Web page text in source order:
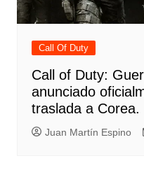
Call Of Duty
Call of Duty:
anunciado
traslada a Corea.
Juan Martín Espino